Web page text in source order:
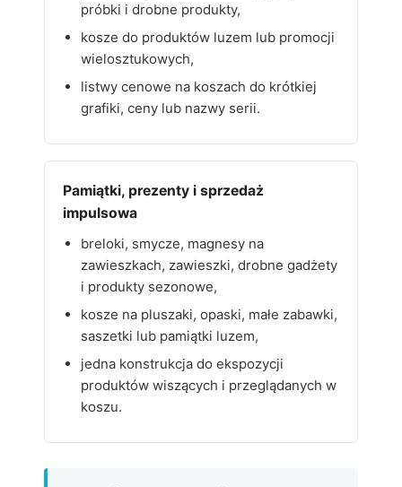
próbki i drobne produkty,
kosze do produktów luzem lub promocji
wielosztukowych,
listwy cenowe na koszach do krótkiej
grafiki, ceny lub nazwy serii.
Pamiątki, prezenty i sprzedaż
impulsowa
breloki, smycze, magnesy na
zawieszkach, zawieszki, drobne gadżety
i produkty sezonowe,
kosze na pluszaki, opaski, małe zabawki,
saszetki lub pamiątki luzem,
jedna konstrukcja do ekspozycji
produktów wiszących i przeglądanych w
koszu.